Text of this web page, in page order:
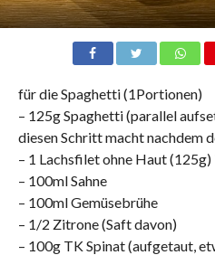
für die Spaghetti (1Portionen)
– 125g Spaghetti (parallel
diesen Schritt macht nachdem
– 1 Lachsfilet ohne Haut
– 100ml Sahne
– 100ml Gemüsebrühe
– 1/2 Zitrone (Saft davon)
– 100g TK Spinat (aufgetaut,